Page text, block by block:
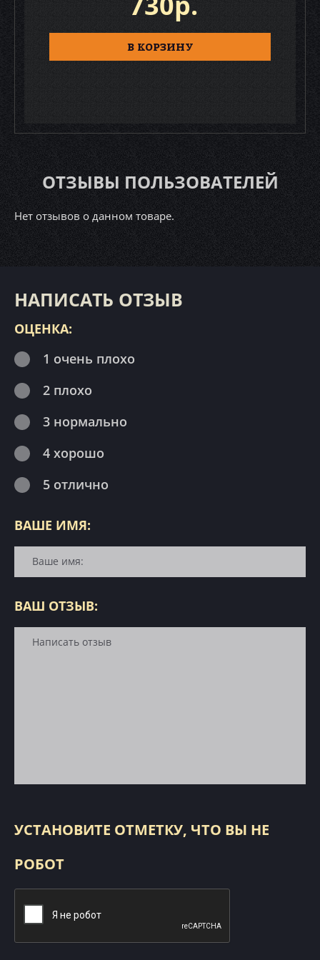
В КОРЗИНУ
ОТЗЫВЫ ПОЛЬЗОВАТЕЛЕЙ
Нет отзывов о данном товаре.
НАПИСАТЬ ОТЗЫВ
ОЦЕНКА:
1 очень плохо
2 плохо
3 нормально
4 хорошо
5 отлично
ВАШЕ ИМЯ:
ВАШ ОТЗЫВ:
УСТАНОВИТЕ ОТМЕТКУ, ЧТО ВЫ НЕ
РОБОТ